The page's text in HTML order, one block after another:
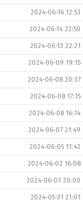
2024-06-16 12:53
2024-06-14 22:50
2024-06-13 22:21
2024-06-09 19:15
2024-06-08 20:37
2024-06-08 17:15
2024-06-08 16:14
2024-06-07 21:49
2024-06-05 11:42
2024-06-02 16:08
2024-06-01 20:00
2024-05-31 21:01